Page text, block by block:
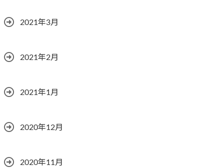
2021年3月
2021年2月
2021年1月
2020年12月
2020年11月